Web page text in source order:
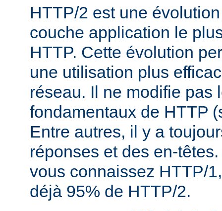
HTTP/2 est une
couche application le
HTTP. Cette évolution
une utilisation plus
réseau. Il ne modifie pas
fondamentaux de HTTP
Entre autres, il y a
réponses et des en-
vous connaissez HTTP/
déjà 95% de HTTP/2.